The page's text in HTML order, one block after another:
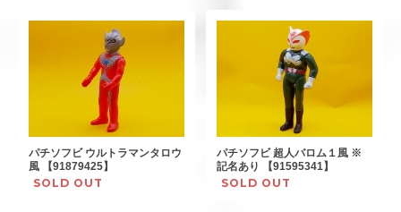
パチソフビ ウルトラマンタロウ
風 【91879425】
SOLD OUT
パチソフビ 超人バロム１風 ※
記名あり 【91595341】
SOLD OUT